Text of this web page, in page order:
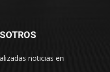
noticias en